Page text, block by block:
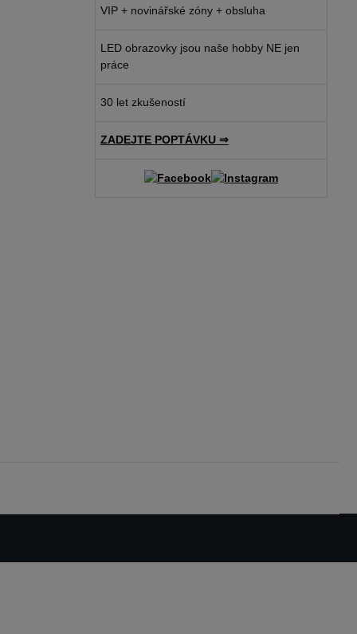
VIP + novinářské zóny + obsluha
LED obrazovky jsou naše hobby NE jen
práce
30 let zkušeností
ZADEJTE POPTÁVKU ⇒